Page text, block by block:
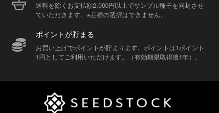
送料を除くお支払額2,000円以上でサンプル種子を同封させ
ていただきます。※品種の選択はできません。
ポイントが貯まる
お買い上げでポイントが貯まります。ポイントは1ポイント
1円としてご利用いただけます。（有効期限取得後1年）。